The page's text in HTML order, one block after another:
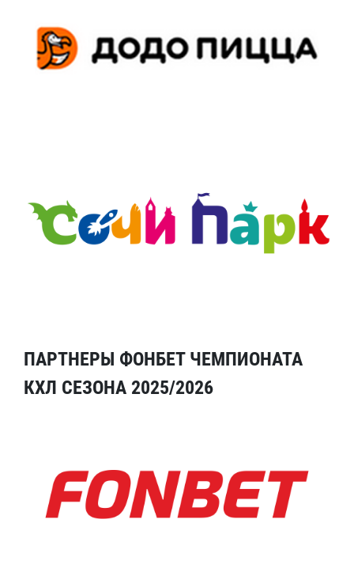
ПАРТНЕРЫ ФОНБЕТ ЧЕМПИОНАТА
КХЛ СЕЗОНА 2025/2026